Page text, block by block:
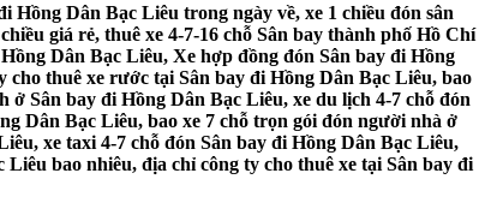
Hồng Dân Bạc Liêu trong ngày về, xe 1 chiều đón sân
giá rẻ, thuê xe 4-7-16 chỗ Sân bay thành phố Hồ Chí
Dân Bạc Liêu, Xe hợp đồng đón Sân bay đi Hồng
thuê xe rước tại Sân bay đi Hồng Dân Bạc Liêu, bao
Sân bay đi Hồng Dân Bạc Liêu, xe du lịch 4-7 chỗ đón
Dân Bạc Liêu, bao xe 7 chỗ trọn gói đón người nhà ở
xe taxi 4-7 chỗ đón Sân bay đi Hồng Dân Bạc Liêu,
bao nhiêu, địa chỉ công ty cho thuê xe tại Sân bay đi